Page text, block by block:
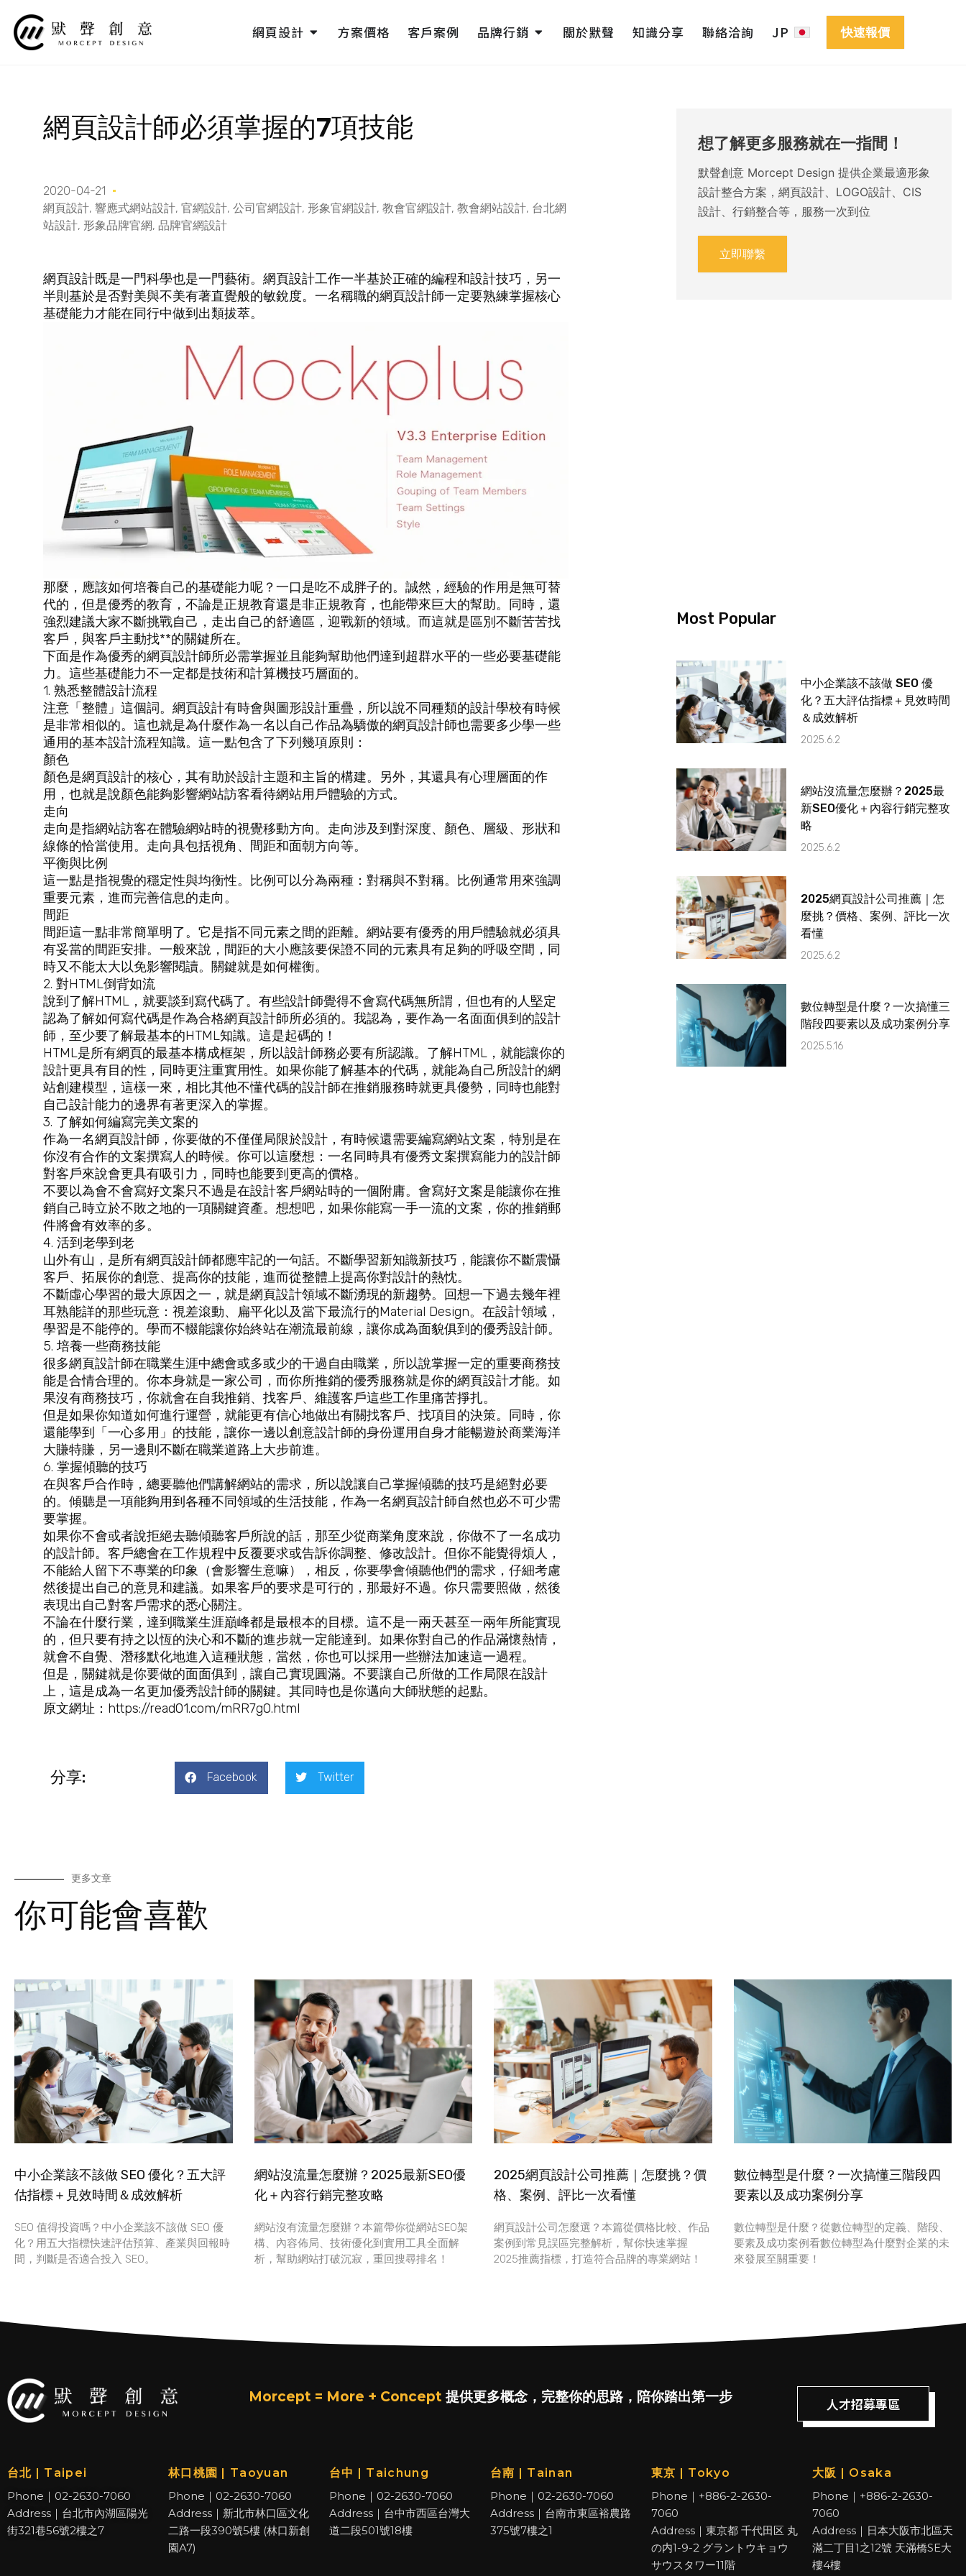
網頁設計 Open 網頁設計
方案價格 客戶案例 品牌行銷 Open 品牌行銷
關於默聲 知識分享 聯絡洽詢 JP 快速報價
網頁設計師必須掌握的7項技能
2020-04-21
網頁設計, 響應式網站設計, 官網設計, 公司官網設計, 形象官網設計, 教會官網設計, 教會網站設計, 台北網
站設計, 形象品牌官網, 品牌官網設計
網頁設計既是一門科學也是一門藝術。網頁設計工作一半基於正確的編程和設計技巧，另一
半則基於是否對美與不美有著直覺般的敏銳度。一名稱職的網頁設計師一定要熟練掌握核心
基礎能力才能在同行中做到出類拔萃。
那麼，應該如何培養自己的基礎能力呢？一口是吃不成胖子的。誠然，經驗的作用是無可替
代的，但是優秀的教育，不論是正規教育還是非正規教育，也能帶來巨大的幫助。同時，還
強烈建議大家不斷挑戰自己，走出自己的舒適區，迎戰新的領域。而這就是區別不斷苦苦找
客戶，與客戶主動找**的關鍵所在。
下面是作為優秀的網頁設計師所必需掌握並且能夠幫助他們達到超群水平的一些必要基礎能
力。這些基礎能力不一定都是技術和計算機技巧層面的。
1. 熟悉整體設計流程
注意「整體」這個詞。網頁設計有時會與圖形設計重疊，所以說不同種類的設計學校有時候
是非常相似的。這也就是為什麼作為一名以自己作品為驕傲的網頁設計師也需要多少學一些
通用的基本設計流程知識。這一點包含了下列幾項原則：
顏色
顏色是網頁設計的核心，其有助於設計主題和主旨的構建。另外，其還具有心理層面的作
用，也就是說顏色能夠影響網站訪客看待網站用戶體驗的方式。
走向
走向是指網站訪客在體驗網站時的視覺移動方向。走向涉及到對深度、顏色、層級、形狀和
線條的恰當使用。走向具包括視角、間距和面朝方向等。
平衡與比例
這一點是指視覺的穩定性與均衡性。比例可以分為兩種：對稱與不對稱。比例通常用來強調
重要元素，進而完善信息的走向。
間距
間距這一點非常簡單明了。它是指不同元素之間的距離。網站要有優秀的用戶體驗就必須具
有妥當的間距安排。一般來說，間距的大小應該要保證不同的元素具有足夠的呼吸空間，同
時又不能太大以免影響閱讀。關鍵就是如何權衡。
2. 對HTML倒背如流
說到了解HTML，就要談到寫代碼了。有些設計師覺得不會寫代碼無所謂，但也有的人堅定
認為了解如何寫代碼是作為合格網頁設計師所必須的。我認為，要作為一名面面俱到的設計
師，至少要了解最基本的HTML知識。這是起碼的！
HTML是所有網頁的最基本構成框架，所以設計師務必要有所認識。了解HTML，就能讓你的
設計更具有目的性，同時更注重實用性。如果你能了解基本的代碼，就能為自己所設計的網
站創建模型，這樣一來，相比其他不懂代碼的設計師在推銷服務時就更具優勢，同時也能對
自己設計能力的邊界有著更深入的掌握。
3. 了解如何編寫完美文案的
作為一名網頁設計師，你要做的不僅僅局限於設計，有時候還需要編寫網站文案，特別是在
你沒有合作的文案撰寫人的時候。你可以這麼想：一名同時具有優秀文案撰寫能力的設計師
對客戶來說會更具有吸引力，同時也能要到更高的價格。
不要以為會不會寫好文案只不過是在設計客戶網站時的一個附庸。會寫好文案是能讓你在推
銷自己時立於不敗之地的一項關鍵資產。想想吧，如果你能寫一手一流的文案，你的推銷郵
件將會有效率的多。
4. 活到老學到老
山外有山，是所有網頁設計師都應牢記的一句話。不斷學習新知識新技巧，能讓你不斷震懾
客戶、拓展你的創意、提高你的技能，進而從整體上提高你對設計的熱忱。
不斷虛心學習的最大原因之一，就是網頁設計領域不斷湧現的新趨勢。回想一下過去幾年裡
耳熟能詳的那些玩意：視差滾動、扁平化以及當下最流行的Material Design。在設計領域，
學習是不能停的。學而不輟能讓你始終站在潮流最前線，讓你成為面貌俱到的優秀設計師。
5. 培養一些商務技能
很多網頁設計師在職業生涯中總會或多或少的干過自由職業，所以說掌握一定的重要商務技
能是合情合理的。你本身就是一家公司，而你所推銷的優秀服務就是你的網頁設計才能。如
果沒有商務技巧，你就會在自我推銷、找客戶、維護客戶這些工作里痛苦掙扎。
但是如果你知道如何進行運營，就能更有信心地做出有關找客戶、找項目的決策。同時，你
還能學到「一心多用」的技能，讓你一邊以創意設計師的身份運用自身才能暢遊於商業海洋
大賺特賺，另一邊則不斷在職業道路上大步前進。
6. 掌握傾聽的技巧
在與客戶合作時，總要聽他們講解網站的需求，所以說讓自己掌握傾聽的技巧是絕對必要
的。傾聽是一項能夠用到各種不同領域的生活技能，作為一名網頁設計師自然也必不可少需
要掌握。
如果你不會或者說拒絕去聽傾聽客戶所說的話，那至少從商業角度來說，你做不了一名成功
的設計師。客戶總會在工作規程中反覆要求或告訴你調整、修改設計。但你不能覺得煩人，
不能給人留下不專業的印象（會影響生意嘛），相反，你要學會傾聽他們的需求，仔細考慮
然後提出自己的意見和建議。如果客戶的要求是可行的，那最好不過。你只需要照做，然後
表現出自己對客戶需求的悉心關注。
不論在什麼行業，達到職業生涯巔峰都是最根本的目標。這不是一兩天甚至一兩年所能實現
的，但只要有持之以恆的決心和不斷的進步就一定能達到。如果你對自己的作品滿懷熱情，
就會不自覺、潛移默化地進入這種狀態，當然，你也可以採用一些辦法加速這一過程。
但是，關鍵就是你要做的面面俱到，讓自己實現圓滿。不要讓自己所做的工作局限在設計
上，這是成為一名更加優秀設計師的關鍵。其同時也是你邁向大師狀態的起點。
原文網址：https://read01.com/mRR7gO.html
分享: Facebook Twitter
想了解更多服務就在一指間！
默聲創意 Morcept Design 提供企業最適形象
設計整合方案，網頁設計、LOGO設計、CIS
設計、行銷整合等，服務一次到位
立即聯繫
Most Popular
中小企業該不該做 SEO 優
化？五大評估指標＋見效時間
＆成效解析
2025.6.2
網站沒流量怎麼辦？2025最
新SEO優化＋內容行銷完整攻
略
2025.6.2
2025網頁設計公司推薦｜怎
麼挑？價格、案例、評比一次
看懂
2025.6.2
數位轉型是什麼？一次搞懂三
階段四要素以及成功案例分享
2025.5.16
更多文章
你可能會喜歡
中小企業該不該做 SEO 優化？五大評
估指標＋見效時間＆成效解析
SEO 值得投資嗎？中小企業該不該做 SEO 優
化？用五大指標快速評估預算、產業與回報時
間，判斷是否適合投入 SEO。
網站沒流量怎麼辦？2025最新SEO優
化＋內容行銷完整攻略
網站沒有流量怎麼辦？本篇帶你從網站SEO架
構、內容佈局、技術優化到實用工具全面解
析，幫助網站打破沉寂，重回搜尋排名！
2025網頁設計公司推薦｜怎麼挑？價
格、案例、評比一次看懂
網頁設計公司怎麼選？本篇從價格比較、作品
案例到常見誤區完整解析，幫你快速掌握
2025推薦指標，打造符合品牌的專業網站！
數位轉型是什麼？一次搞懂三階段四
要素以及成功案例分享
數位轉型是什麼？從數位轉型的定義、階段、
要素及成功案例看數位轉型為什麼對企業的未
來發展至關重要！
Morcept = More + Concept 提供更多概念，完整你的思路，陪你踏出第一步 人才招募專區
台北 | Taipei
Phone｜02-2630-7060
Address｜台北市內湖區陽光
街321巷56號2樓之7
林口桃園 | Taoyuan
Phone｜02-2630-7060
Address｜新北市林口區文化
二路一段390號5樓 (林口新創
園A7)
台中 | Taichung
Phone｜02-2630-7060
Address｜台中市西區台灣大
道二段501號18樓
台南 | Tainan
Phone｜02-2630-7060
Address｜台南市東區裕農路
375號7樓之1
東京 | Tokyo
Phone｜+886-2-2630-
7060
Address｜東京都 千代田区 丸
の内1-9-2 グラントウキョウ
サウスタワー11階
大阪 | Osaka
Phone｜+886-2-2630-
7060
Address｜日本大阪市北區天
滿二丁目1之12號 天滿橋SE大
樓4樓